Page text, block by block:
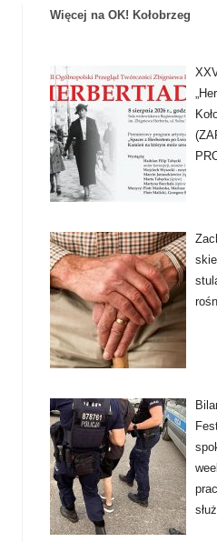
Więcej na OK! Kołobrzeg